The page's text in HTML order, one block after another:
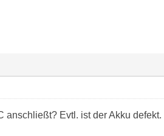
anschließt? Evtl. ist der Akku defekt.